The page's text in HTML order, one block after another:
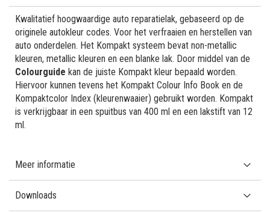
Kwalitatief hoogwaardige auto reparatielak, gebaseerd op de
originele autokleur codes. Voor het verfraaien en herstellen van
auto onderdelen. Het Kompakt systeem bevat non-metallic
kleuren, metallic kleuren en een blanke lak. Door middel van de
Colourguide kan de juiste Kompakt kleur bepaald worden.
Hiervoor kunnen tevens het Kompakt Colour Info Book en de
Kompaktcolor Index (kleurenwaaier) gebruikt worden. Kompakt
is verkrijgbaar in een spuitbus van 400 ml en een lakstift van 12
ml.
Meer informatie
Downloads